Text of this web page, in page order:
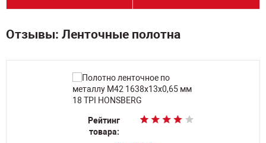
Отзывы: Ленточные полотна
Рейтинг
товара:
Рейтинг
товара:
Рейтинг
товара:
Рейтинг
товара:
Рейтинг
товара:
Рейтинг
Рейтинг
Рейтинг
Рейтинг
товара:
Рейтинг
товара: